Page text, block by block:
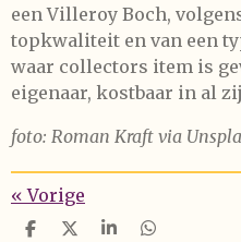
een Villeroy Boch,
topkwaliteit en van een
waar collectors item is
eigenaar, kostbaar in al
foto: Roman Kraft via
«Vorige
D
D
S
D